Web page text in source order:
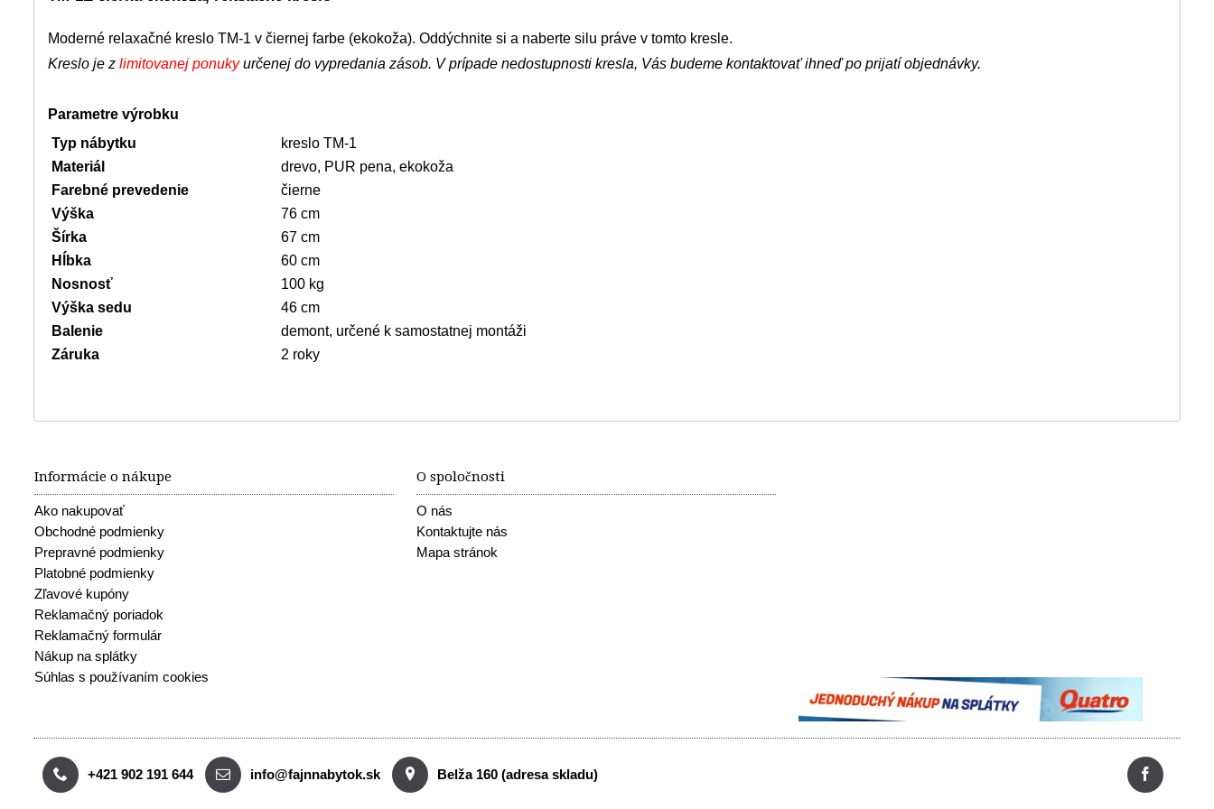
Moderné relaxačné kreslo TM-1 v čiernej farbe (ekokoža). Oddýchnite si a naberte silu práve v tomto kresle.
Kreslo je z limitovanej ponukyurčenej do vypredania zásob. V prípade nedostupnosti kresla, Vás budeme kontaktovať ihneď po prijatí objednávky.
Parametre výrobku
Typ nábytku
kreslo TM-1
Materiál
drevo, PUR pena, ekokoža
Farebné prevedenie
čierne
Výška
76 cm
Šírka
67 cm
Hĺbka
60 cm
Nosnosť
100 kg
Výška sedu
46 cm
Balenie
demont, určené k samostatnej montáži
Záruka
2 roky
Informácie o nákupe
Ako nakupovať
Obchodné podmienky
Prepravné podmienky
Platobné podmienky
Zľavové kupóny
Reklamačný poriadok
Reklamačný formulár
Nákup na splátky
Súhlas s používaním cookies
O spoločnosti
O nás
Kontaktujte nás
Mapa stránok
+421 902 191 644 info@fajnnabytok.sk Belža 160 (adresa skladu)